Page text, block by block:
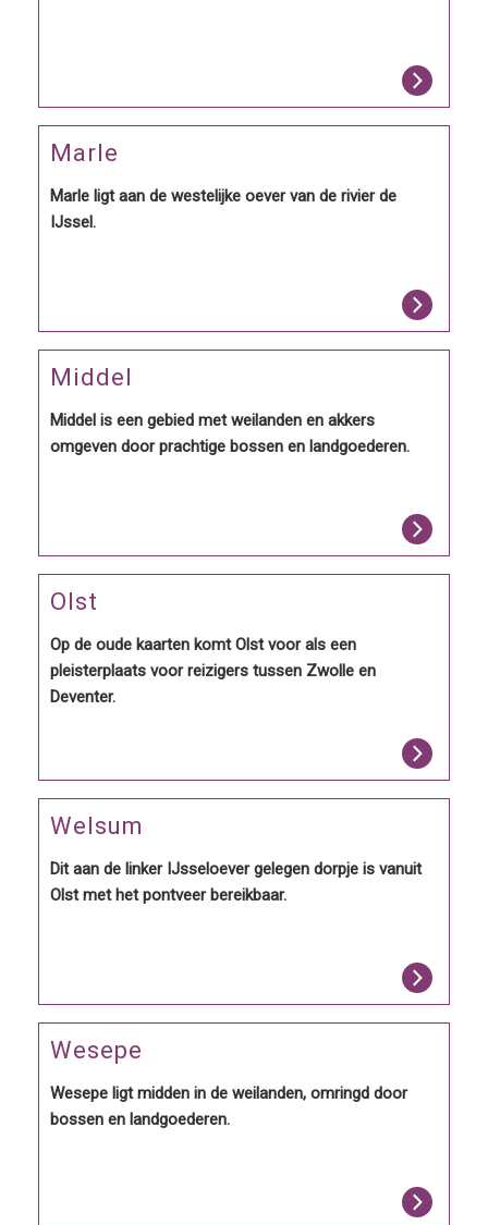
Marle
Marle ligt aan de westelijke oever van de rivier de
IJssel.
Middel
Middel is een gebied met weilanden en akkers
omgeven door prachtige bossen en landgoederen.
Olst
Op de oude kaarten komt Olst voor als een
pleisterplaats voor reizigers tussen Zwolle en
Deventer.
Welsum
Dit aan de linker IJsseloever gelegen dorpje is vanuit
Olst met het pontveer bereikbaar.
Wesepe
Wesepe ligt midden in de weilanden, omringd door
bossen en landgoederen.